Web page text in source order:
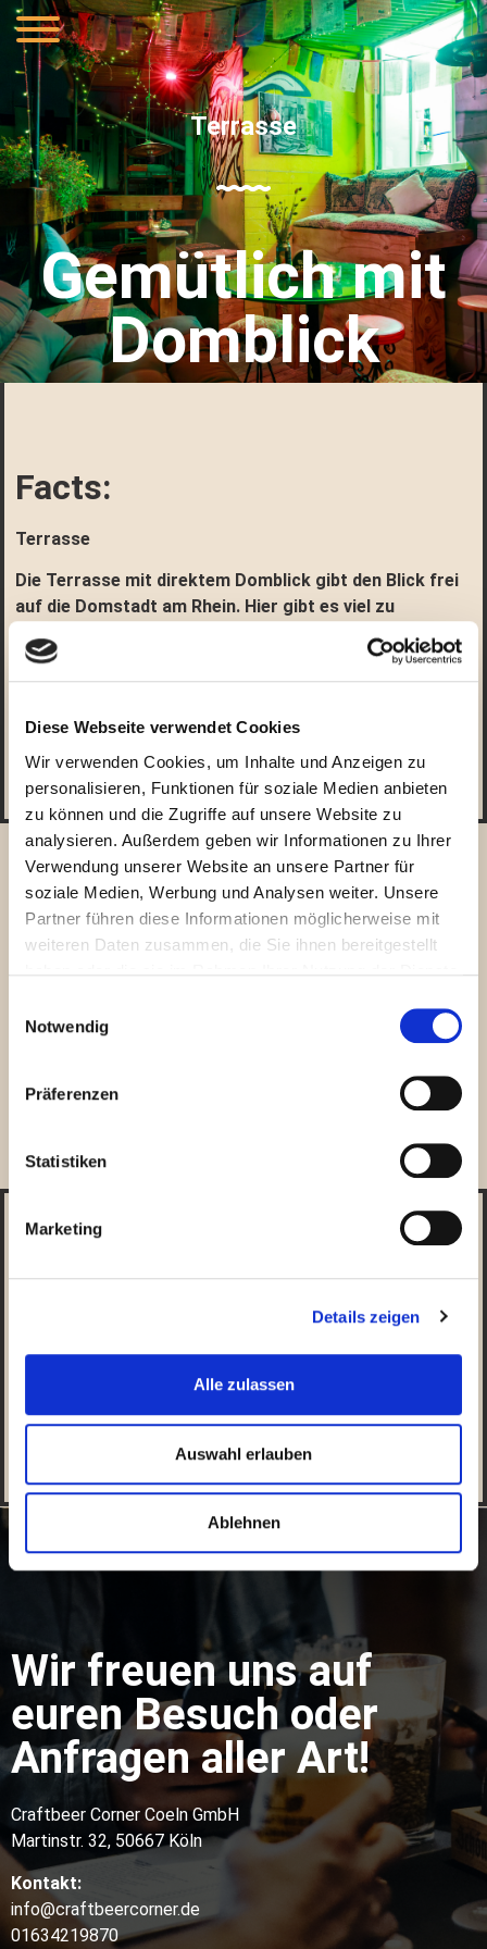
Diese Webseite verwendet Cookies
Wir verwenden Cookies, um Inhalte und Anzeigen zu
personalisieren, Funktionen für soziale Medien anbieten
zu können und die Zugriffe auf unsere Website zu
analysieren. Außerdem geben wir Informationen zu Ihrer
Verwendung unserer Website an unsere Partner für
soziale Medien, Werbung und Analysen weiter. Unsere
Partner führen diese Informationen möglicherweise mit
weiteren Daten zusammen, die Sie ihnen bereitgestellt
Notwendig
Präferenzen
Statistiken
Marketing
Details zeigen
Alle zulassen
Auswahl erlauben
Ablehnen
Terrasse
Gemütlich mit
Domblick
Facts:
Terrasse
Die Terrasse mit direktem Domblick gibt den Blick frei
auf die Domstadt am Rhein. Hier gibt es viel zu
entdecken und bis 22Uhr kann hier gegrillt, gefeiert und
gemütlich und überdacht die frische Luft genossen
werden.
Factsheet Download
Impressionen
Bilder reichen dir nicht?
Onlinereservierung
Event oder Tasting buchen
Wir freuen uns auf
euren Besuch oder
Anfragen aller Art!
Craftbeer Corner Coeln GmbH
Martinstr. 32, 50667 Köln
Kontakt:
info@craftbeercorner.de
01634219870